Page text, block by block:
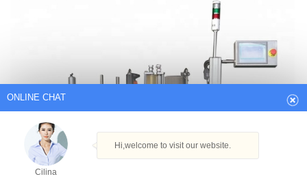
Hi,welcome to visit our website.
Cilina